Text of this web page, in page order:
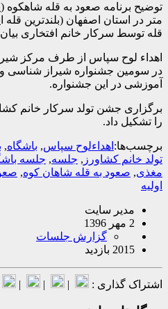
سرکار خانم افتخاری بیان گردید.
سپاس از طرف مرکز شیراز شناسی
جشنواره شیراز شناسی و ارائه
این جشنواره.
جشن تولد سرکار خانم کشاورز؛
داد.
اهداءلوح سپاس,باشگاه ,باشگاه رد
کشاورز, جلسه,جلسه باشگاه,
به قله شاهان کوه,صعود به
سایت
گزارش جلسات
:
|
|
|
|
|